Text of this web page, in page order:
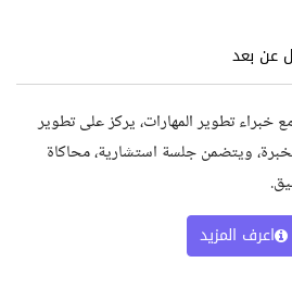
عن بعد
تطوير المهارات، يركز على تطوير
ويتضمن جلسة استشارية، محاكاة
اعرف المزيد